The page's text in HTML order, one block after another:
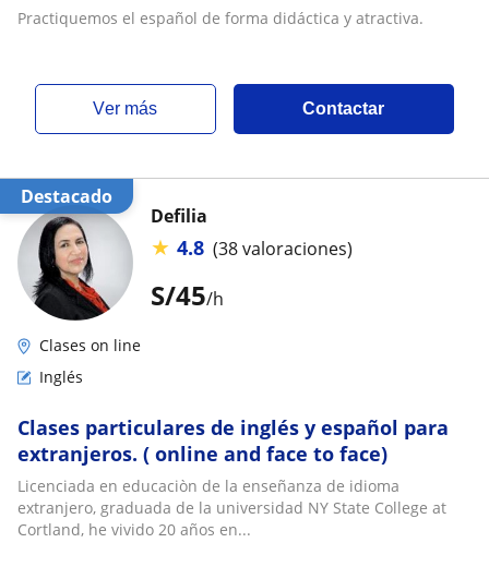
Practiquemos el español de forma didáctica y atractiva.
ver más Contactar
Destacado
S/45/h
Defilia
★ 4.8 (38 valoraciones)
Clases on line
Inglés
Clases particulares de inglés y español para
extranjeros. ( online and face to face)
Licenciada en educaciòn de la enseñanza de idioma
extranjero, graduada de la universidad NY State College at
Cortland, he vivido 20 años en...